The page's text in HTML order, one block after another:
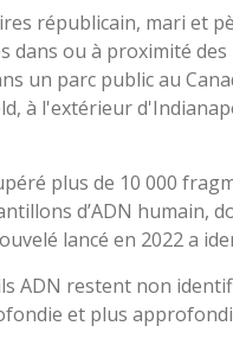
républicain, mari et
ou à proximité des
un parc public au
à l'extérieur
plus de 10 000
d’ADN humain,
lancé en 2022 a
ADN restent non
et plus